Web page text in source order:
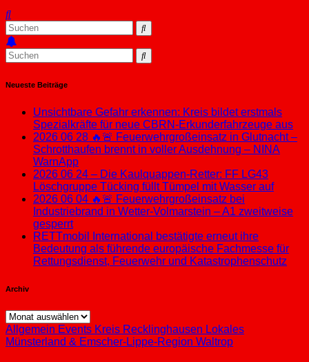
Neueste Beiträge
Unsichtbare Gefahr erkennen: Kreis bildet erstmals
Spezialkräfte für neue CBRN-Erkunderfahrzeuge aus
2026 06 28 🔥🚨 Feuerwehrgroßeinsatz in Glutnacht –
Schrotthaufen brennt in voller Ausdehnung – NINA
WarnApp
2026 06 24 – Die Kaulquappen-Retter: FF LG43
Löschgruppe Tücking füllt Tümpel mit Wasser auf
2026 06 04 🔥🚨 Feuerwehrgroßeinsatz bei
Industriebrand in Wetter-Volmarstein – A1 zweitweise
gesperrt
RETTmobil International bestätigte erneut ihre
Bedeutung als führende europäische Fachmesse für
Rettungsdienst, Feuerwehr und Katastrophenschutz
Archiv
Archiv
Allgemein Events Kreis Recklinghausen Lokales
Münsterland & Emscher-Lippe-Region Waltrop